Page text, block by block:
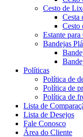
Cesto de
Cesta
Cesto
Estante
Bandejas
Políticas
Política de
Política de
Política de
Lista de
Lista de Desejos
Fale Conosco
Área do Cliente